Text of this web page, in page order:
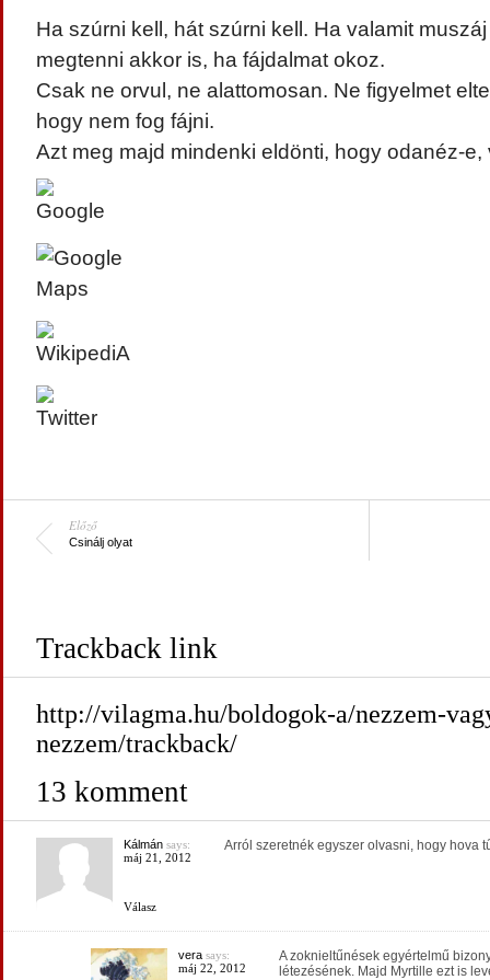
Ha szúrni kell, hát szúrni kell. Ha valamit
megtenni akkor is, ha fájdalmat okoz.
Csak ne orvul, ne alattomosan. Ne figyelmet
hogy nem fog fájni.
Azt meg majd mindenki eldönti, hogy odanéz-e,
Előző
Csinálj olyat
Trackback link
http://vilagma.hu/boldogok-a/nezzem-
nezzem/trackback/
13 komment
Kálmánsays:
máj 21, 2012
Válasz
Arról szeretnék egyszer olvasni, hogy hova
verasays:
máj 22, 2012
A zoknieltűnések egyértelmű
létezésének. Majd Myrtille ezt is